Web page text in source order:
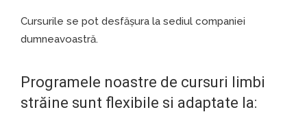
Cursurile se pot desfășura la sediul companiei
dumneavoastră.
Programele noastre de cursuri limbi
străine sunt flexibile si adaptate la: